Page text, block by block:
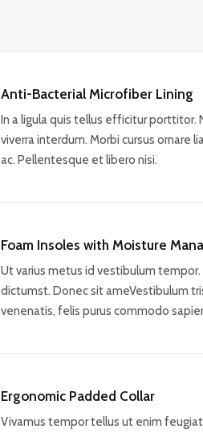
Anti-Bacterial Microfiber Lining
In a ligula quis tellus efficitur porttitor.
viverra interdum. Morbi cursus ornare
ac. Pellentesque et libero nisi.
Foam Insoles with Moisture
Ut varius metus id vestibulum
dictumst. Donec sit ameVestibulum
venenatis, felis purus commodo
Ergonomic Padded Collar
Vivamus tempor tellus ut enim